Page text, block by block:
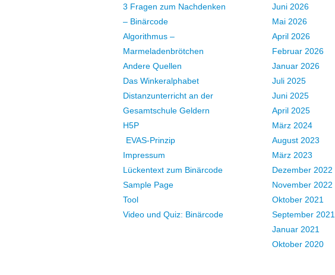
3 Fragen zum Nachdenken
– Binärcode
Algorithmus –
Marmeladenbrötchen
Andere Quellen
Das Winkeralphabet
Distanzunterricht an der
Gesamtschule Geldern
H5P
EVAS-Prinzip
Impressum
Lückentext zum Binärcode
Sample Page
Tool
Video und Quiz: Binärcode
Juni 2026
Mai 2026
April 2026
Februar 2026
Januar 2026
Juli 2025
Juni 2025
April 2025
März 2024
August 2023
März 2023
Dezember 2022
November 2022
Oktober 2021
September 2021
Januar 2021
Oktober 2020